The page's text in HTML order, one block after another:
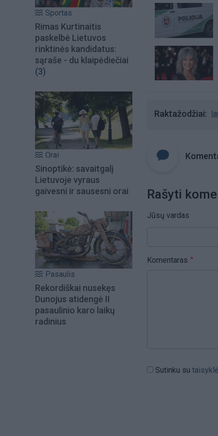
Sportas
Rimas Kurtinaitis
paskelbė Lietuvos
rinktinės kandidatus:
sąraše - du klaipėdiečiai
(3)
Orai
Sinoptikė: savaitgalį
Lietuvoje vyraus
gaivesni ir sausesni orai
Pasaulis
Rekordiškai nusekęs
Dunojus atidengė II
pasaulinio karo laikų
radinius
Raktažodžiai
Rašyti
Jūsų vardas
Komentaras
Sutinku su